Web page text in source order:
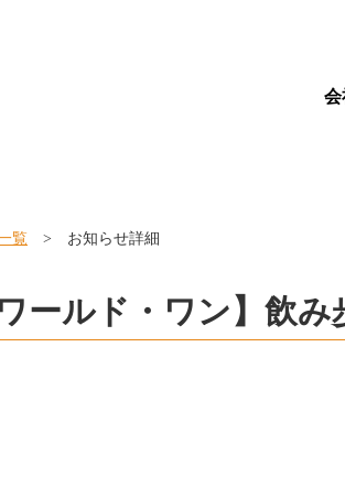
会
覧 > お知らせ詳細
ワールド・ワン】飲